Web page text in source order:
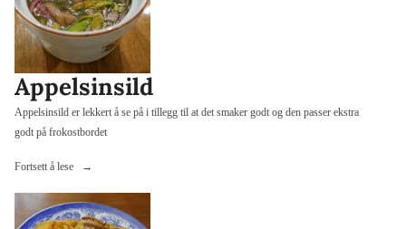
Appelsinsild
Appelsinsild er lekkert å se på i tillegg til at det smaker godt og den passer ekstra
godt på frokostbordet
Fortsett å lese «Appelsinsild»